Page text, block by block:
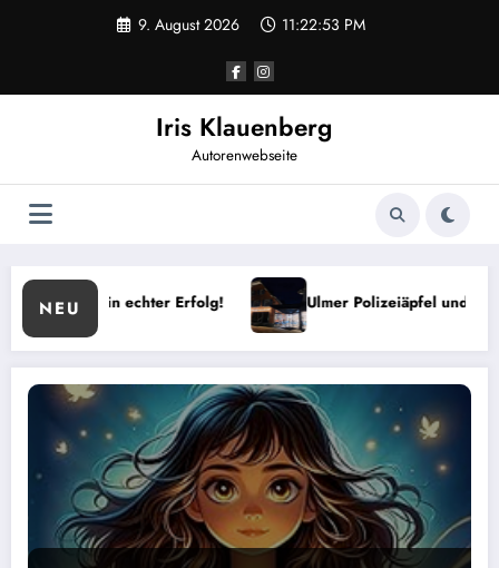
9. August 2026 11:22:54 PM
Iris Klauenberg
Autorenwebseite
NEU
Erfolg! Ulmer Polizeiäpfel und Genussmomente im
Lisa: Das Geheimnis der Meereskristalle